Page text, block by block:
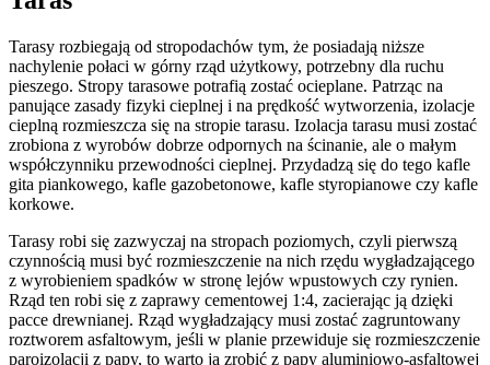
Tarasy rozbiegają od stropodachów tym, że posiadają niższe
nachylenie połaci w górny rząd użytkowy, potrzebny dla ruchu
pieszego. Stropy tarasowe potrafią zostać ocieplane. Patrząc na
panujące zasady fizyki cieplnej i na prędkość wytworzenia, izolacje
cieplną rozmieszcza się na stropie tarasu. Izolacja tarasu musi zostać
zrobiona z wyrobów dobrze odpornych na ścinanie, ale o małym
współczynniku przewodności cieplnej. Przydadzą się do tego kafle
gita piankowego, kafle gazobetonowe, kafle styropianowe czy kafle
korkowe.
Tarasy robi się zazwyczaj na stropach poziomych, czyli pierwszą
czynnością musi być rozmieszczenie na nich rzędu wygładzającego
z wyrobieniem spadków w stronę lejów wpustowych czy rynien.
Rząd ten robi się z zaprawy cementowej 1:4, zacierając ją dzięki
pacce drewnianej. Rząd wygładzający musi zostać zagruntowany
roztworem asfaltowym, jeśli w planie przewiduje się rozmieszczenie
paroizolacji z papy, to warto ją zrobić z papy aluminiowo-asfaltowej